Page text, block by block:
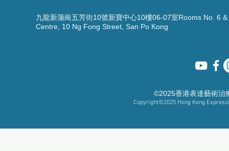
九龍新蒲崗五芳街10號新寶中心10樓06-07室Rooms No. 6
Centre, 10 Ng Fong Street, San Po Kong
©2025香港表達藝術治
Copyright©2025 Hong Kong